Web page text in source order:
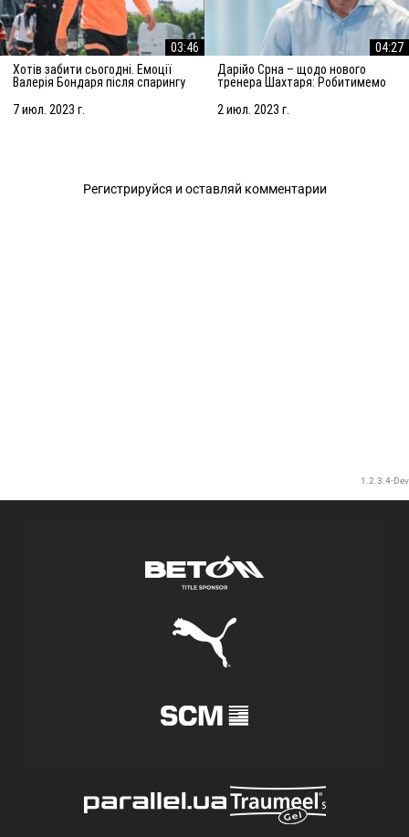
03:46
Хотів забити сьогодні. Емоції
Валерія Бондаря після спарингу
7 июл. 2023 г.
04:27
Дарійо Срна – щодо нового
тренера Шахтаря: Робитимемо
2 июл. 2023 г.